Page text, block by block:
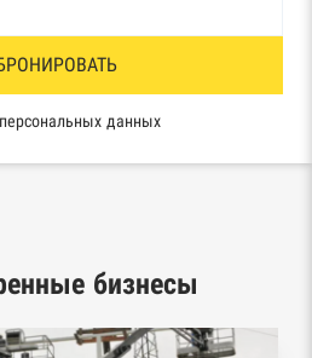
лиц
и знаков обслуживания
Роскомнадзор,
данных
бизнесы